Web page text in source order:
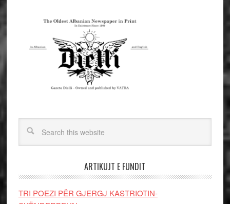
ARTIKUJT E FUNDIT
TRI POEZI PËR GJERGJ KASTRIOTIN-